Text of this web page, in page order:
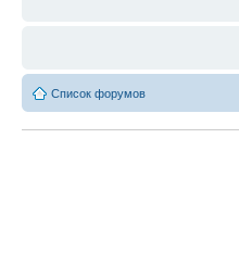
Список форумов